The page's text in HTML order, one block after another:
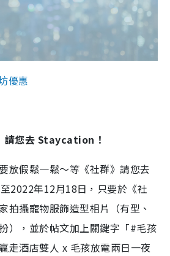
優惠
請您去 Staycation！
放假鬆一鬆～等《社群》請您去
2022年12月18日，只要於《社
拍攝寵物服飾造型相片（有型、
），並於帖文加上關鍵字「#毛孩
走酒店雙人 x 毛孩放電兩日一夜